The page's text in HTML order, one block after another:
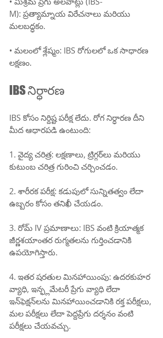
M): ప్రత్యామ్నాయ విరేచనాలు మరియు
మలబద్ధకం.
• మలంలో శ్లేష్మం: IBS రోగులలో ఒక సాధారణ
లక్షణం.
IBS నిర్ధారణ
IBS కోసం నిర్దిష్ట పరీక్ష లేదు. రోగ నిర్ధారణ దీని
మీద ఆధారపడి ఉంటుంది:
1. వైద్య చరిత్ర: లక్షణాలు, ట్రిగ్గర్‌లు మరియు
కుటుంబ చరిత్ర గురించి చర్చించడం.
2. శారీరక పరీక్ష: కడుపులో సున్నితత్వం లేదా
ఉబ్బరం కోసం తనిఖీ చేయడం.
3. రోమ్ IV ప్రమాణాలు: IBS వంటి క్రియాత్మక
జీర్ణశయాంతర రుగ్మతలను గుర్తించడానికి
ఉపయోగిస్తారు.
4. ఇతర షరతుల మినహాయింపు: ఉదరకుహర
వ్యాధి, ఇన్ఫ్లమేటరీ ప్రేగు వ్యాధి లేదా
ఇన్‌ఫెక్షన్‌లను మినహాయించడానికి రక్త పరీక్షలు,
మల పరీక్షలు లేదా పెద్దప్రేగు దర్శనం వంటి
పరీక్షలు చేయవచ్చు.